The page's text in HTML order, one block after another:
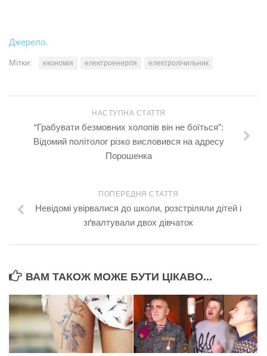
Джерело.
Мітки: економія електроенергія електролічильник
НАСТУПНА СТАТТЯ
“Грабувати безмовних холопів він не боїться”:
Відомий політолог різко висловився на адресу
Порошенка
ПОПЕРЕДНЯ СТАТТЯ
Невідомі увірвалися до школи, розстріляли дітей і
зґвалтували двох дівчаток
ВАМ ТАКОЖ МОЖЕ БУТИ ЦІКАВО...